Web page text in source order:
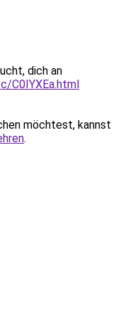
dich an
C0IYXEa.html
möchtest, kannst
.